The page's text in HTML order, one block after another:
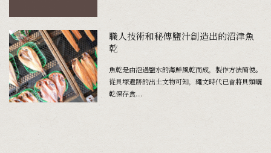
職人技術和秘傳鹽汁創造出的沼津魚
乾
魚乾是由泡過鹽水的海鮮風乾而成，製作方法簡便。
從貝塚遺跡的出土文物可知，繩文時代已會將貝類曬
乾保存食...